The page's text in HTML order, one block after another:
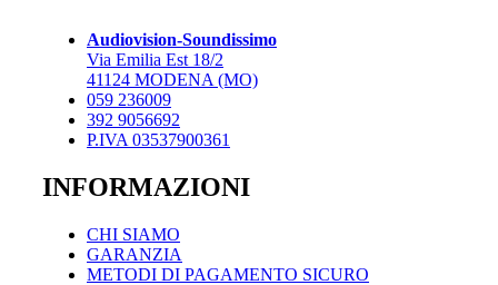
Audiovision-Soundissimo
Via Emilia Est 18/2
41124 MODENA (MO)
059 236009
392 9056692
P.IVA 03537900361
INFORMAZIONI
CHI SIAMO
GARANZIA
METODI DI PAGAMENTO SICURO